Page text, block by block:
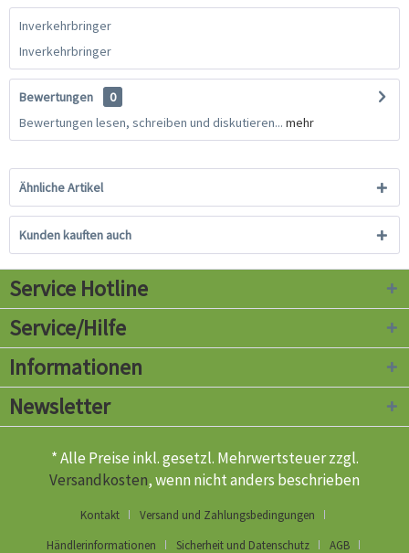
Inverkehrbringer
Inverkehrbringer
Bewertungen
0
Bewertungen lesen, schreiben und diskutieren... mehr
Ähnliche Artikel
Kunden kauften auch
Service Hotline
Service/Hilfe
Informationen
Newsletter
* Alle Preise inkl. gesetzl. Mehrwertsteuer zzgl.
Versandkosten, wenn nicht anders beschrieben
Kontakt
Versand und Zahlungsbedingungen
Händlerinformationen
Sicherheit und Datenschutz AGB